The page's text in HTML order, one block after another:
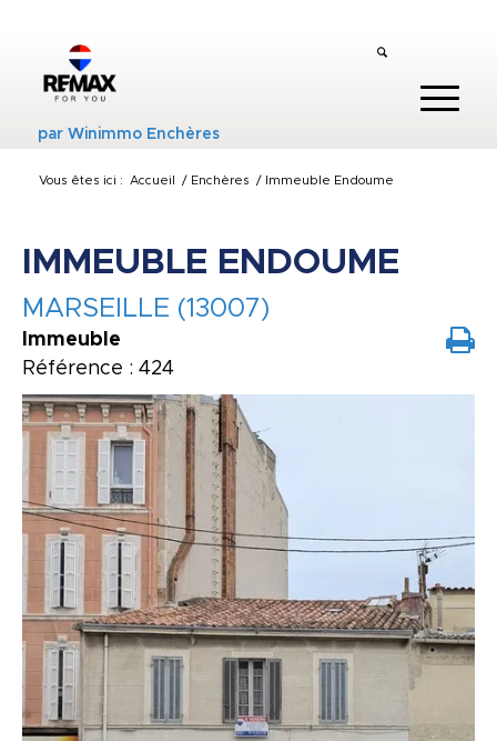
parWinimmo Enchères
Vous êtes ici : Accueil / Enchères / Immeuble Endoume
IMMEUBLE ENDOUME
MARSEILLE (13007)
Immeuble
Référence : 424